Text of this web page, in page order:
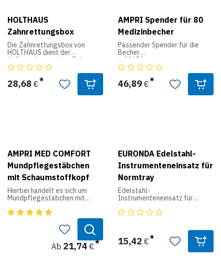
HOLTHAUS
Zahnrettungsbox
Die Zahnrettungsbox von
HOLTHAUS dient der
Aufbewahrung eines Zahnes
und von Zahnbruchstücken
Behältnis ist mit einer
speziellen Nährlösung gefüllt,
28,68 €
AMPRI Spender für 80
Medizinbecher
Passender Spender für die
Becher
L-09170,
L-09171,
Aus
Kunststoff, für 80 Becher
46,89€
AMPRI MED COMFORT
Mundpflegestäbchen
mit Schaumstoffkopf
Hierbei handelt es sich um
Mundpflegestäbchen mit
Schaumstoffkopf. Je nach
Material: Stab: Papier; Kopf:
Ab 21,74 €
EURONDA Edelstahl-
Instrumenteneinsatz für
Normtray
Edelstahl-
Instrumenteneinsatz für
Bietet Platz für 16
15,42 €